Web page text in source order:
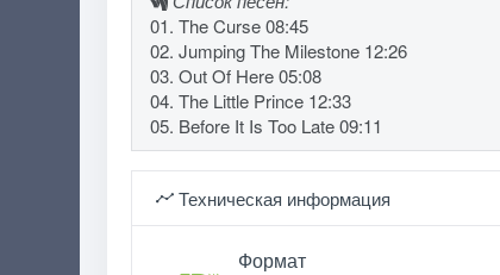
01. The Curse 08:45
02. Jumping The Milestone 12:26
03. Out Of Here 05:08
04. The Little Prince 12:33
05. Before It Is Too Late 09:11
Техническая информация
Формат